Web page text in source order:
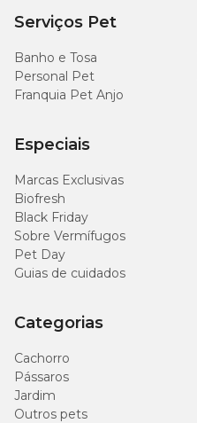
Serviços Pet
Banho e Tosa
Personal Pet
Franquia Pet Anjo
Especiais
Marcas Exclusivas
Biofresh
Black Friday
Sobre Vermífugos
Pet Day
Guias de cuidados
Categorias
Cachorro
Pássaros
Jardim
Outros pets